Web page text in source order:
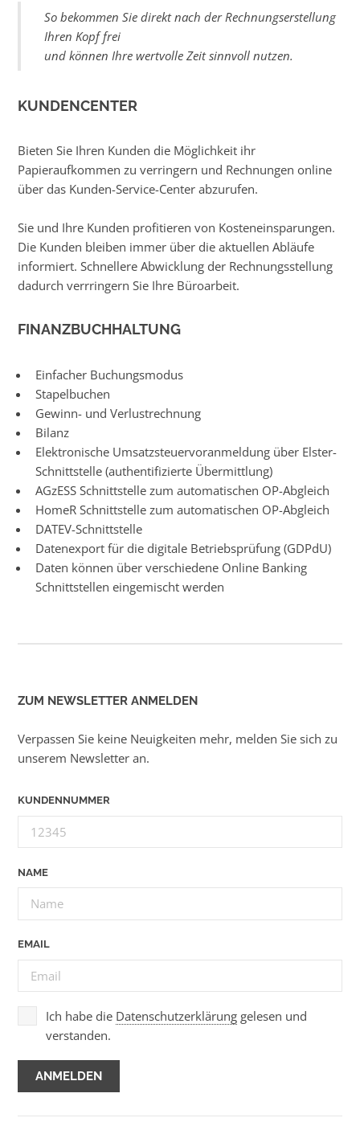
So bekommen Sie direkt nach der Rechnungserstellung
Ihren Kopf frei
und können Ihre wertvolle Zeit sinnvoll nutzen.
KUNDENCENTER
Bieten Sie Ihren Kunden die Möglichkeit ihr
Papieraufkommen zu verringern und Rechnungen online
über das Kunden-Service-Center abzurufen.
Sie und Ihre Kunden profitieren von Kosteneinsparungen.
Die Kunden bleiben immer über die aktuellen Abläufe
informiert. Schnellere Abwicklung der Rechnungsstellung
dadurch verrringern Sie Ihre Büroarbeit.
FINANZBUCHHALTUNG
Einfacher Buchungsmodus
Stapelbuchen
Gewinn- und Verlustrechnung
Bilanz
Elektronische Umsatzsteuervoranmeldung über Elster-
Schnittstelle (authentifizierte Übermittlung)
AGzESS Schnittstelle zum automatischen OP-Abgleich
HomeR Schnittstelle zum automatischen OP-Abgleich
DATEV-Schnittstelle
Datenexport für die digitale Betriebsprüfung (GDPdU)
Daten können über verschiedene Online Banking
Schnittstellen eingemischt werden
ZUM NEWSLETTER ANMELDEN
Verpassen Sie keine Neuigkeiten mehr, melden Sie sich zu
unserem Newsletter an.
KUNDENNUMMER
NAME
EMAIL
Ich habe die Datenschutzerklärung gelesen und
verstanden.